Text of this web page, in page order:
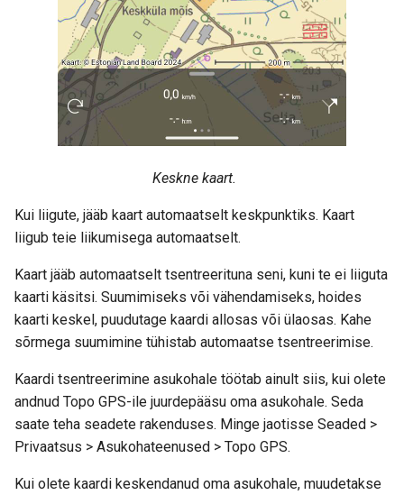
Keskne kaart.
Kui liigute, jääb kaart automaatselt keskpunktiks. Kaart
liigub teie liikumisega automaatselt.
Kaart jääb automaatselt tsentreerituna seni, kuni te ei liiguta
kaarti käsitsi. Suumimiseks või vähendamiseks, hoides
kaarti keskel, puudutage kaardi allosas või ülaosas. Kahe
sõrmega suumimine tühistab automaatse tsentreerimise.
Kaardi tsentreerimine asukohale töötab ainult siis, kui olete
andnud Topo GPS-ile juurdepääsu oma asukohale. Seda
saate teha seadete rakenduses. Minge jaotisse Seaded >
Privaatsus > Asukohateenused > Topo GPS.
Kui olete kaardi keskendanud oma asukohale, muudetakse